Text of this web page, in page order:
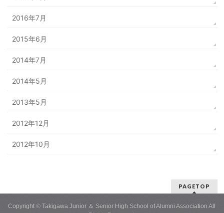
2016年7月
2015年6月
2014年7月
2014年5月
2013年5月
2012年12月
2012年10月
PAGETOP
Copyright © Takigawa Junior ＆ Senior High School of Alumni Association All